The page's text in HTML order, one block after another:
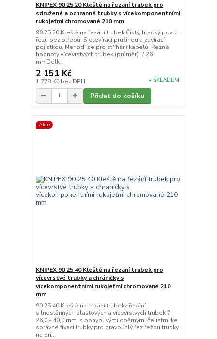
KNIPEX 90 25 20 Kleště na řezání trubek pro
sdružené a ochranné trubky s vícekomponentními
rukojeťmi chromované 210 mm
90 25 20 Kleště na řezání trubek Čistý, hladký povrch
řezu bez otřepů. S otevírací pružinou a zavírací
pojistkou. Nehodí se pro stříhání kabelů. Řezné
hodnoty vícevrstvých trubek (průměr): ? 26
mmDélk...
2 151 Kč
1 778 Kč bez DPH • SKLADEM
Přidat do košíku
Akce
KNIPEX 90 25 40 Kleště na řezání trubek pro
vícevrstvé trubky a chráničky s
vícekomponentními rukojeťmi chromované 210
mm
90 25 40 Kleště na řezání trubekk řezání
silnostěnných plastových a vícevrstvých trubek ?
26,0 - 40,0 mm. s pohyblivými opěrnými čelistmi ke
správné fixaci trubky pro pravoúhlý řez řežou trubky
na pri...